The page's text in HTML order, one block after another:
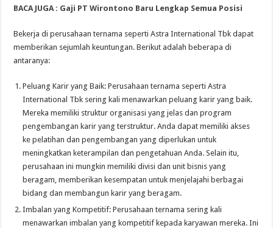
BACA JUGA : Gaji PT Wirontono Baru Lengkap Semua Posisi
Bekerja di perusahaan ternama seperti Astra International Tbk dapat
memberikan sejumlah keuntungan. Berikut adalah beberapa di
antaranya:
Peluang Karir yang Baik: Perusahaan ternama seperti Astra
International Tbk sering kali menawarkan peluang karir yang baik.
Mereka memiliki struktur organisasi yang jelas dan program
pengembangan karir yang terstruktur. Anda dapat memiliki akses
ke pelatihan dan pengembangan yang diperlukan untuk
meningkatkan keterampilan dan pengetahuan Anda. Selain itu,
perusahaan ini mungkin memiliki divisi dan unit bisnis yang
beragam, memberikan kesempatan untuk menjelajahi berbagai
bidang dan membangun karir yang beragam.
Imbalan yang Kompetitif: Perusahaan ternama sering kali
menawarkan imbalan yang kompetitif kepada karyawan mereka. Ini